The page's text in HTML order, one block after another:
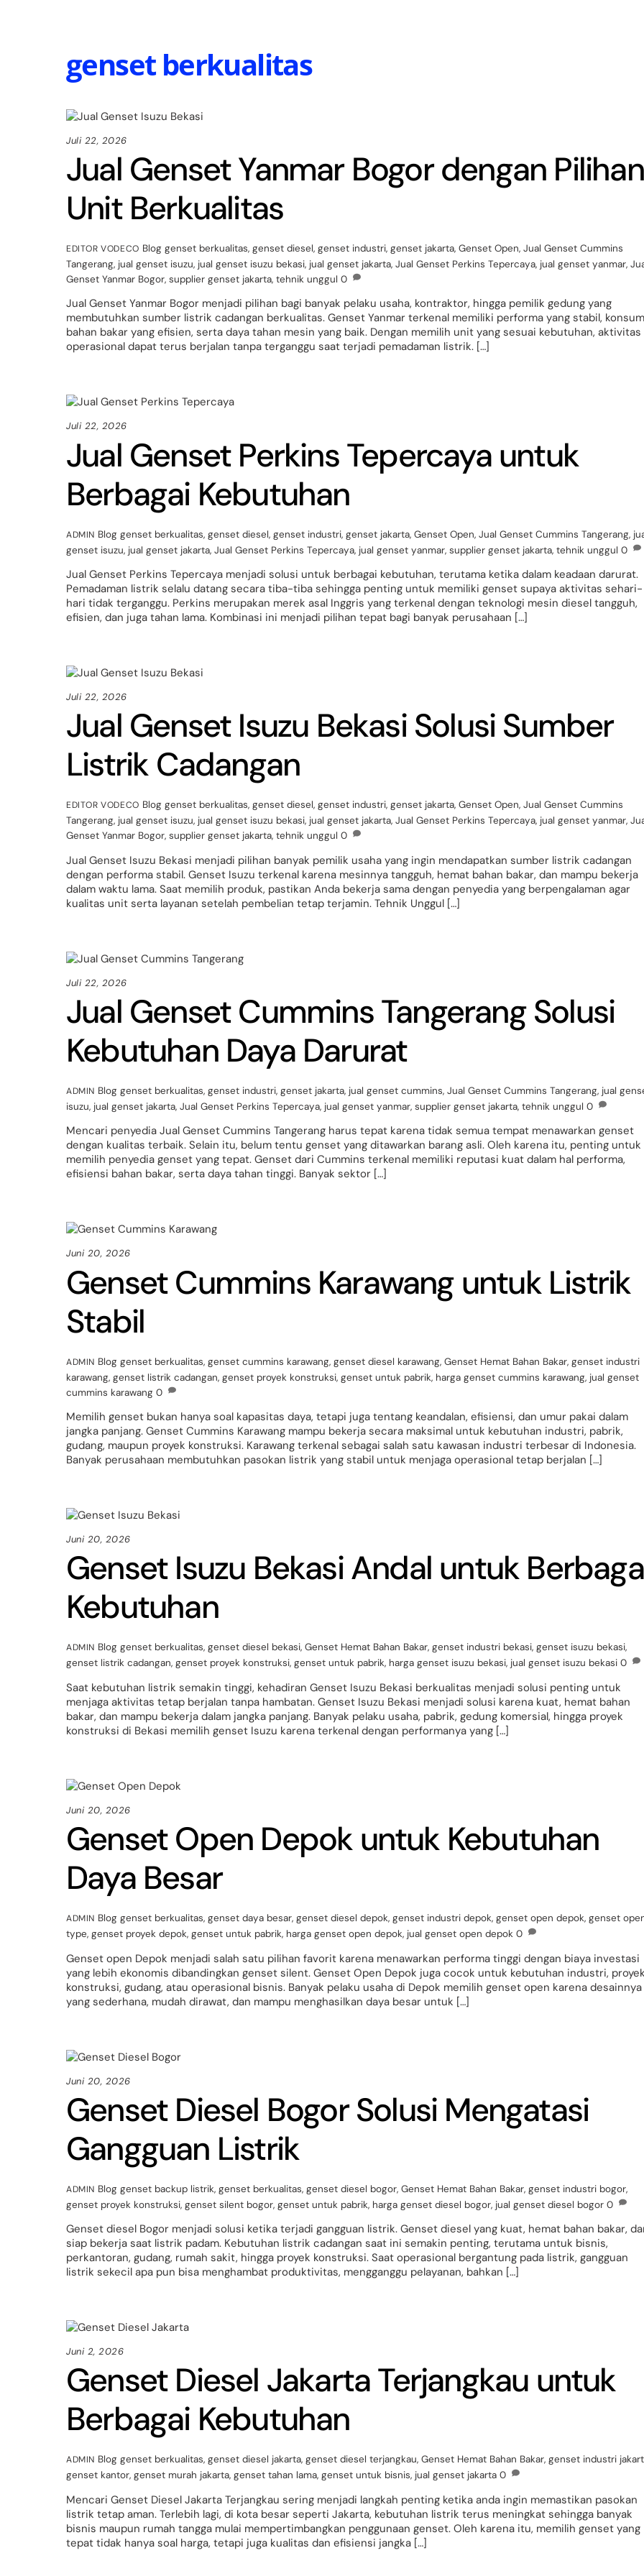
genset berkualitas
Juli 22, 2026
Jual Genset Yanmar Bogor dengan Pilihan
Unit Berkualitas
EDITOR VODECO Blog genset berkualitas, genset diesel, genset industri, genset jakarta, Genset Open, Jual Genset Cummins
Tangerang, jual genset isuzu, jual genset isuzu bekasi, jual genset jakarta, Jual Genset Perkins Tepercaya, jual genset yanmar,
Genset Yanmar Bogor, supplier genset jakarta, tehnik unggul 0
Jual Genset Yanmar Bogor menjadi pilihan bagi banyak pelaku usaha, kontraktor, hingga pemilik gedung yang
membutuhkan sumber listrik cadangan berkualitas. Genset Yanmar terkenal memiliki performa yang stabil,
bahan bakar yang efisien, serta daya tahan mesin yang baik. Dengan memilih unit yang sesuai kebutuhan, aktivitas
operasional dapat terus berjalan tanpa terganggu saat terjadi pemadaman listrik. […]
Juli 22, 2026
Jual Genset Perkins Tepercaya untuk
Berbagai Kebutuhan
ADMIN Blog genset berkualitas,genset diesel,genset industri,genset jakarta,Genset Open,Jual Genset Cummins Tangerang,
genset isuzu, jual genset jakarta, Jual Genset Perkins Tepercaya, jual genset yanmar, supplier genset jakarta, tehnik unggul 0
Jual Genset Perkins Tepercaya menjadi solusi untuk berbagai kebutuhan, terutama ketika dalam keadaan darurat.
Pemadaman listrik selalu datang secara tiba-tiba sehingga penting untuk memiliki genset supaya aktivitas sehari-
hari tidak terganggu. Perkins merupakan merek asal Inggris yang terkenal dengan teknologi mesin diesel tangguh,
efisien, dan juga tahan lama. Kombinasi ini menjadi pilihan tepat bagi banyak perusahaan […]
Juli 22, 2026
Jual Genset Isuzu Bekasi Solusi Sumber
Listrik Cadangan
EDITOR VODECO Blog genset berkualitas, genset diesel, genset industri, genset jakarta, Genset Open, Jual Genset Cummins
Tangerang, jual genset isuzu, jual genset isuzu bekasi, jual genset jakarta, Jual Genset Perkins Tepercaya, jual genset yanmar,
Genset Yanmar Bogor, supplier genset jakarta, tehnik unggul 0
Jual Genset Isuzu Bekasi menjadi pilihan banyak pemilik usaha yang ingin mendapatkan sumber listrik cadangan
dengan performa stabil. Genset Isuzu terkenal karena mesinnya tangguh, hemat bahan bakar, dan mampu bekerja
dalam waktu lama. Saat memilih produk, pastikan Anda bekerja sama dengan penyedia yang berpengalaman agar
kualitas unit serta layanan setelah pembelian tetap terjamin. Tehnik Unggul […]
Juli 22, 2026
Jual Genset Cummins Tangerang Solusi
Kebutuhan Daya Darurat
ADMIN Blog genset berkualitas,genset industri,genset jakarta, jual genset cummins,Jual Genset Cummins Tangerang, jual
isuzu, jual genset jakarta, Jual Genset Perkins Tepercaya, jual genset yanmar, supplier genset jakarta, tehnik unggul 0
Mencari penyedia Jual Genset Cummins Tangerang harus tepat karena tidak semua tempat menawarkan genset
dengan kualitas terbaik. Selain itu, belum tentu genset yang ditawarkan barang asli. Oleh karena itu, penting untuk
memilih penyedia genset yang tepat. Genset dari Cummins terkenal memiliki reputasi kuat dalam hal performa,
efisiensi bahan bakar, serta daya tahan tinggi. Banyak sektor […]
Juni 20, 2026
Genset Cummins Karawang untuk Listrik
Stabil
ADMIN Blog genset berkualitas,genset cummins karawang,genset diesel karawang,Genset Hemat Bahan Bakar,genset industri
karawang, genset listrik cadangan, genset proyek konstruksi, genset untuk pabrik, harga genset cummins karawang, jual genset
cummins karawang 0
Memilih genset bukan hanya soal kapasitas daya, tetapi juga tentang keandalan, efisiensi, dan umur pakai dalam
jangka panjang. Genset Cummins Karawang mampu bekerja secara maksimal untuk kebutuhan industri, pabrik,
gudang, maupun proyek konstruksi. Karawang terkenal sebagai salah satu kawasan industri terbesar di Indonesia.
Banyak perusahaan membutuhkan pasokan listrik yang stabil untuk menjaga operasional tetap berjalan […]
Juni 20, 2026
Genset Isuzu Bekasi Andal untuk
Kebutuhan
ADMIN Blog genset berkualitas,genset diesel bekasi,Genset Hemat Bahan Bakar,genset industri bekasi,genset isuzu bekasi,
genset listrik cadangan, genset proyek konstruksi, genset untuk pabrik, harga genset isuzu bekasi, jual genset isuzu bekasi 0
Saat kebutuhan listrik semakin tinggi, kehadiran Genset Isuzu Bekasi berkualitas menjadi solusi penting untuk
menjaga aktivitas tetap berjalan tanpa hambatan. Genset Isuzu Bekasi menjadi solusi karena kuat, hemat bahan
bakar, dan mampu bekerja dalam jangka panjang. Banyak pelaku usaha, pabrik, gedung komersial, hingga proyek
konstruksi di Bekasi memilih genset Isuzu karena terkenal dengan performanya yang […]
Juni 20, 2026
Genset Open Depok untuk Kebutuhan
Daya Besar
ADMIN Blog genset berkualitas,genset daya besar,genset diesel depok,genset industri depok,genset open depok,genset
type, genset proyek depok, genset untuk pabrik, harga genset open depok, jual genset open depok 0
Genset open Depok menjadi salah satu pilihan favorit karena menawarkan performa tinggi dengan biaya investasi
yang lebih ekonomis dibandingkan genset silent. Genset Open Depok juga cocok untuk kebutuhan industri,
konstruksi, gudang, atau operasional bisnis. Banyak pelaku usaha di Depok memilih genset open karena desainnya
yang sederhana, mudah dirawat, dan mampu menghasilkan daya besar untuk […]
Juni 20, 2026
Genset Diesel Bogor Solusi Mengatasi
Gangguan Listrik
ADMIN Blog genset backup listrik,genset berkualitas,genset diesel bogor,Genset Hemat Bahan Bakar,genset industri bogor,
genset proyek konstruksi, genset silent bogor, genset untuk pabrik, harga genset diesel bogor, jual genset diesel bogor 0
Genset diesel Bogor menjadi solusi ketika terjadi gangguan listrik. Genset diesel yang kuat, hemat bahan bakar,
siap bekerja saat listrik padam. Kebutuhan listrik cadangan saat ini semakin penting, terutama untuk bisnis,
perkantoran, gudang, rumah sakit, hingga proyek konstruksi. Saat operasional bergantung pada listrik, gangguan
listrik sekecil apa pun bisa menghambat produktivitas, mengganggu pelayanan, bahkan […]
Juni 2, 2026
Genset Diesel Jakarta Terjangkau untuk
Berbagai Kebutuhan
ADMIN Blog genset berkualitas,genset diesel jakarta,genset diesel terjangkau,Genset Hemat Bahan Bakar,genset industri
genset kantor, genset murah jakarta, genset tahan lama, genset untuk bisnis, jual genset jakarta 0
Mencari Genset Diesel Jakarta Terjangkau sering menjadi langkah penting ketika anda ingin memastikan pasokan
listrik tetap aman. Terlebih lagi, di kota besar seperti Jakarta, kebutuhan listrik terus meningkat sehingga banyak
bisnis maupun rumah tangga mulai mempertimbangkan penggunaan genset. Oleh karena itu, memilih genset yang
tepat tidak hanya soal harga, tetapi juga kualitas dan efisiensi jangka […]